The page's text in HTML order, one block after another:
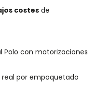
costes de
Polo con motorizaciones
por empaquetado